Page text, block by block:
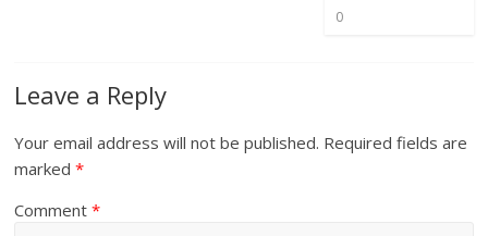
0
Leave a Reply
Your email address will not be published. Required fields are
marked*
Comment*